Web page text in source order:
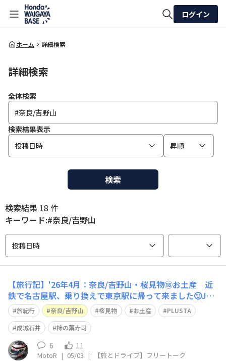
全体検索
ログイン
ホーム 詳細検索
詳細検索
全体検索
検索結果表示
投稿日時
昇順
検索
検索結果 18 件
キーワード:#奈良/吉野山
投稿日時
【旅行記】'26年4月：奈良/吉野山・桜見物⑱お土産 近
鉄で名古屋駅、乗り換えで東京駅に帰って来ました🙂JR
乗り換え口を使ったので、いきなりJR駅構内に出てしま
い「PLUSTA」でお土産を買うつもりが、失敗💦過去一
番、お土産を買わない旅行となりました😓 夜のホテル
の部屋飲みも、大和八木駅の成城石井で
旅紀行 奈良/吉野山 桜見物 お土産
PLUSTA
成城石井
柿の葉寿司
6 11
MotoR | 05/03 | 【旅とドライブ】フリートーク